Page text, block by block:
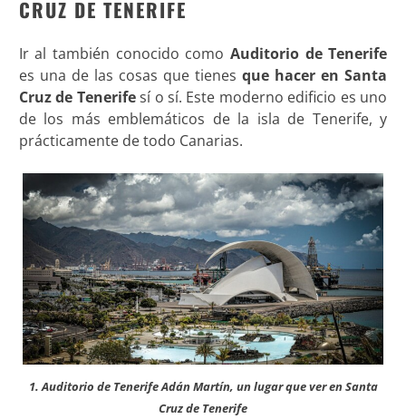
CRUZ DE TENERIFE
Ir al también conocido como Auditorio de Tenerife
es una de las cosas que tienesque hacer en Santa
Cruz de Tenerifesí o sí. Este moderno edificio es uno
de los más emblemáticos de la isla de Tenerife, y
prácticamente de todo Canarias.
1. Auditorio de Tenerife Adán Martín, un lugar que ver en Santa
Cruz de Tenerife